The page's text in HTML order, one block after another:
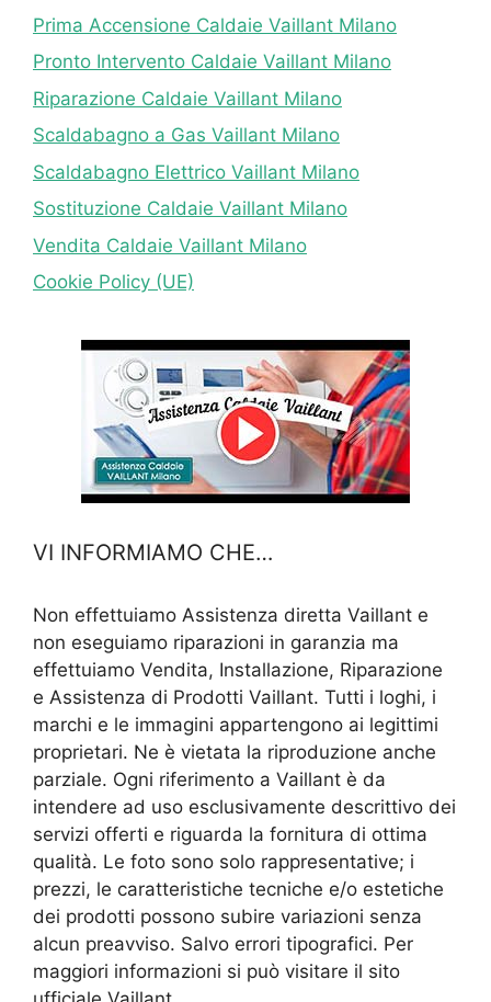
Prima Accensione Caldaie Vaillant Milano
Pronto Intervento Caldaie Vaillant Milano
Riparazione Caldaie Vaillant Milano
Scaldabagno a Gas Vaillant Milano
Scaldabagno Elettrico Vaillant Milano
Sostituzione Caldaie Vaillant Milano
Vendita Caldaie Vaillant Milano
Cookie Policy (UE)
VI INFORMIAMO CHE…
Non effettuiamo Assistenza diretta Vaillant e
non eseguiamo riparazioni in garanzia ma
effettuiamo Vendita, Installazione, Riparazione
e Assistenza di Prodotti Vaillant. Tutti i loghi, i
marchi e le immagini appartengono ai legittimi
proprietari. Ne è vietata la riproduzione anche
parziale. Ogni riferimento a Vaillant è da
intendere ad uso esclusivamente descrittivo dei
servizi offerti e riguarda la fornitura di ottima
qualità. Le foto sono solo rappresentative; i
prezzi, le caratteristiche tecniche e/o estetiche
dei prodotti possono subire variazioni senza
alcun preavviso. Salvo errori tipografici. Per
maggiori informazioni si può visitare il sito